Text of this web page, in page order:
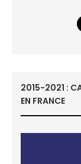
2015-2021 :
EN FRANCE